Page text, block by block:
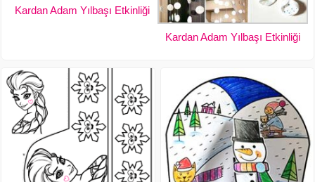
Kardan Adam Yılbaşı Etkinliği
Kardan Adam Yılbaşı Etkinliği